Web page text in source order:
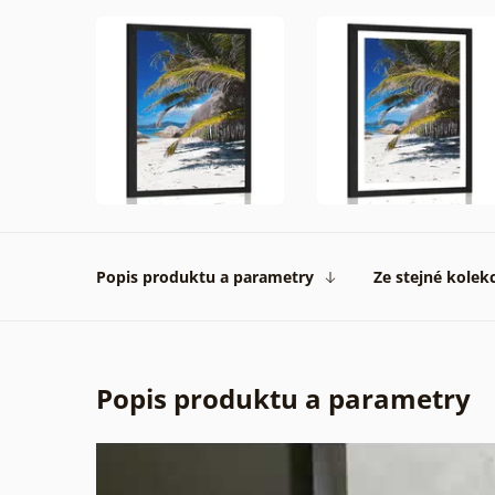
Popis produktu a parametry Ze stejné
Popis produktu a parametry